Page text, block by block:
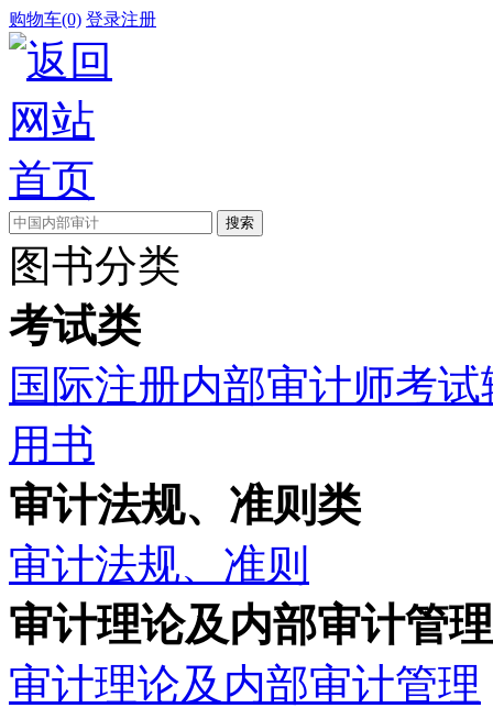
购物车(0) 登录注册
图书分类
考试类
国际注册内部审计师考
用书
审计法规、准则类
审计法规、准则
审计理论及内部审计管
审计理论及内部审计管理